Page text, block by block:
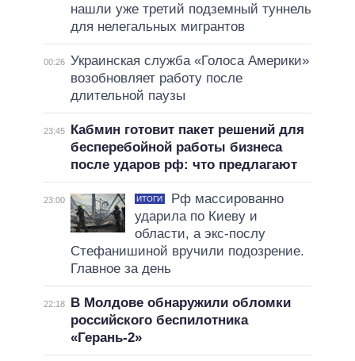
нашли уже третий подземный туннель
для нелегальных мигрантов
00:26 Украинская служба «Голоса Америки»
возобновляет работу после
длительной паузы
23:45
Кабмин готовит пакет решений для
бесперебойной работы бизнеса
после ударов рф: что предлагают
23:00 ИТОГИ
Рф массированно
ударила по Киеву и
области, а экс-послу
Стефанишиной вручили подозрение.
Главное за день
22:18
В Молдове обнаружили обломки
российского беспилотника
«Герань-2»